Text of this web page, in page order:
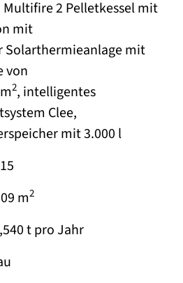
2 Pelletkessel mit
mit
mit
von
2, intelligentes
Clee,
mit 3.000 l
m2
t pro Jahr